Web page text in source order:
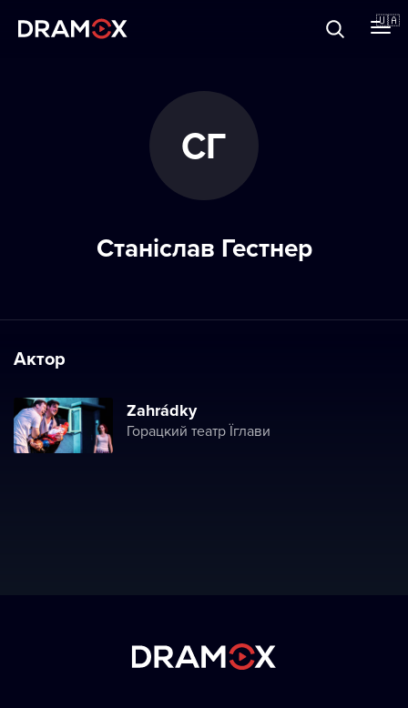
🇺🇦
Зареєструватися
СГ
Станіслав Гестнер
Актор
Zahrádky
Горацкий театр Їглави